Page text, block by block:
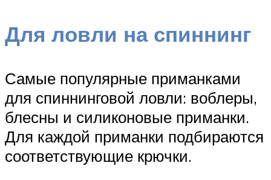
Для ловли на спиннинг
Самые популярные приманками
для спиннинговой ловли: воблеры,
блесны и силиконовые приманки.
Для каждой приманки подбираются
соответствующие крючки.